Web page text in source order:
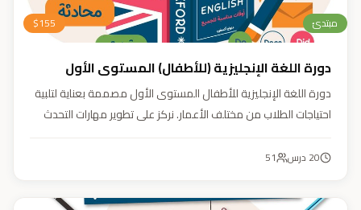
مبتدئ $155
دورة اللغة الإنجليزية (للأطفال) المستوى الأول
دورة اللغة الإنجليزية للأطفال المستوى الأول مصممة بعناية لتلبية
احتياجات الطلاب من مختلف الأعمار. نركز على تطوير مهارات التحدث
تفاعلية وأسلوب تعليمي ممتع وفعّال.
20 درس 51